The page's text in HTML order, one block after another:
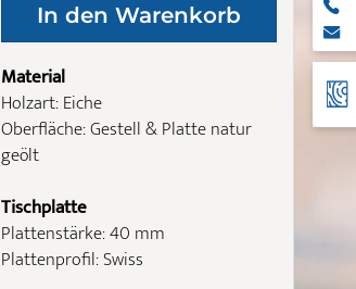
Material
Holzart: Eiche
Oberfläche: Gestell & Platte natur
geölt
Tischplatte
Plattenstärke: 40 mm
Plattenprofil: Swiss